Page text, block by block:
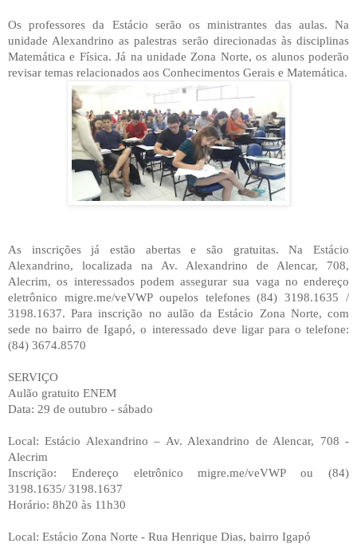
Os professores da Estácio serão os ministrantes das aulas. Na
unidade Alexandrino as palestras serão direcionadas às disciplinas
Matemática e Física. Já na unidade Zona Norte, os alunos poderão
revisar temas relacionados aos Conhecimentos Gerais e Matemática.
As inscrições já estão abertas e são gratuitas. Na Estácio
Alexandrino, localizada na Av. Alexandrino de Alencar, 708,
Alecrim, os interessados podem assegurar sua vaga no endereço
eletrônico migre.me/veVWP oupelos telefones (84) 3198.1635 /
3198.1637. Para inscrição no aulão da Estácio Zona Norte, com
sede no bairro de Igapó, o interessado deve ligar para o telefone:
(84) 3674.8570
SERVIÇO
Aulão gratuito ENEM
Data: 29 de outubro - sábado
Local: Estácio Alexandrino – Av. Alexandrino de Alencar, 708 -
Alecrim
Inscrição: Endereço eletrônico migre.me/veVWP ou (84)
3198.1635/ 3198.1637
Horário: 8h20 às 11h30
Local: Estácio Zona Norte - Rua Henrique Dias, bairro Igapó